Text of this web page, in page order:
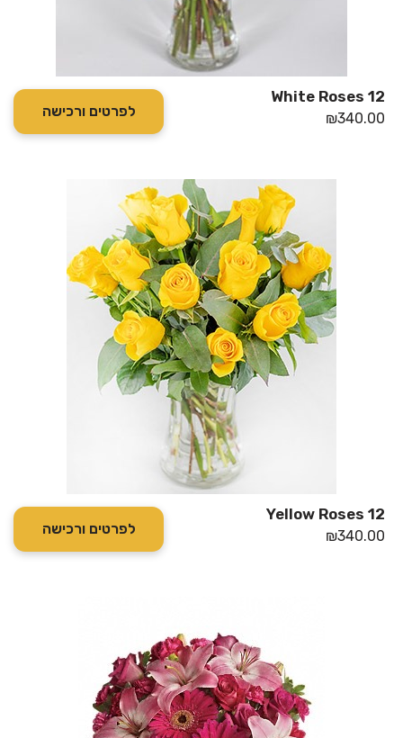
12 White Roses
₪340.00 לפרטים ורכישה
12 Yellow Roses
₪340.00 לפרטים ורכישה